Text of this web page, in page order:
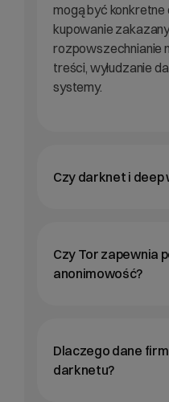
mogą być konkretne
kupowanie
rozpowszechnianie
treści, wyłudzanie
systemy.
Czy darknet i deep
Czy Tor zapewnia
anonimowość?
Dlaczego dane
darknetu?